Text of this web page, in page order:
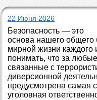
22 Июня 2026
Безопасность — это
основа нашего общего
мирной жизни каждого
понимать, что за
связанные с
диверсионной
предусмотрена самая
уголовная